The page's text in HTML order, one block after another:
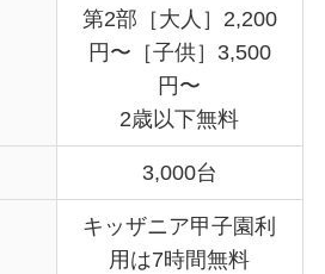
第2部［大人］2,200
円〜［子供］3,500
円〜
2歳以下無料
3,000台
キッザニア甲子園利
用は7時間無料